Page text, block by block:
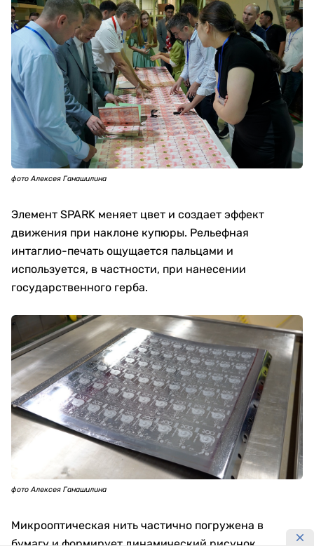
фото Алексея Ганашилина
Элемент SPARK меняет цвет и создает эффект
движения при наклоне купюры. Рельефная
интаглио-печать ощущается пальцами и
используется, в частности, при нанесении
государственного герба.
фото Алексея Ганашилина
Микрооптическая нить частично погружена в